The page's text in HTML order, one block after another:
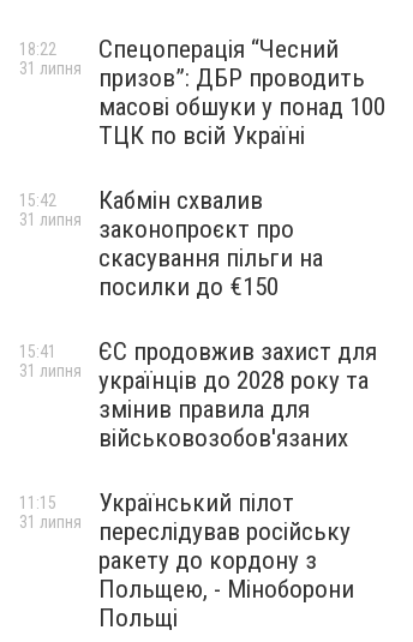
Спецоперація “Чесний
призов”: ДБР проводить
масові обшуки у понад 100
ТЦК по всій Україні
18:22
31 липня
Кабмін схвалив
законопроєкт про
скасування пільги на
посилки до €150
15:42
31 липня
ЄС продовжив захист для
українців до 2028 року та
змінив правила для
військовозобов'язаних
15:41
31 липня
Український пілот
переслідував російську
ракету до кордону з
Польщею, - Міноборони
Польщі
11:15
31 липня